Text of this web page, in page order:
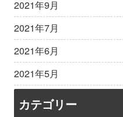
2021年9月
2021年7月
2021年6月
2021年5月
カテゴリー